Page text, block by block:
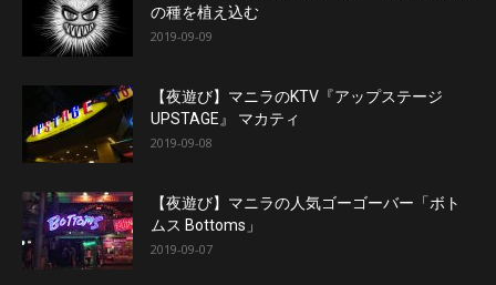
の種を植え込む
2019-09-09
【夜遊び】マニラのKTV『アップステージ
UPSTAGE』 マカティ
2019-09-08
【夜遊び】マニラの人気ゴーゴーバー「ボト
ムス Bottoms」
2019-09-07